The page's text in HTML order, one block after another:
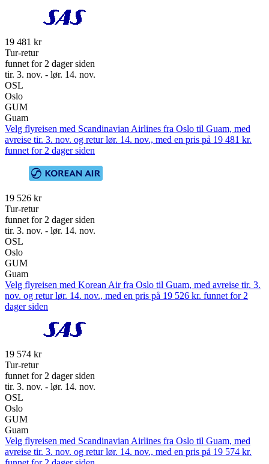
19 481 kr
Tur-retur
funnet for 2 dager siden
tir. 3. nov. - lør. 14. nov.
OSL
Oslo
GUM
Guam
Velg flyreisen med Scandinavian Airlines fra Oslo til Guam, med
avreise tir. 3. nov. og retur lør. 14. nov., med en pris på 19 481 kr.
funnet for 2 dager siden
19 526 kr
Tur-retur
funnet for 2 dager siden
tir. 3. nov. - lør. 14. nov.
OSL
Oslo
GUM
Guam
Velg flyreisen med Korean Air fra Oslo til Guam, med avreise tir. 3.
nov. og retur lør. 14. nov., med en pris på 19 526 kr. funnet for 2
dager siden
19 574 kr
Tur-retur
funnet for 2 dager siden
tir. 3. nov. - lør. 14. nov.
OSL
Oslo
GUM
Guam
Velg flyreisen med Scandinavian Airlines fra Oslo til Guam, med
avreise tir. 3. nov. og retur lør. 14. nov., med en pris på 19 574 kr.